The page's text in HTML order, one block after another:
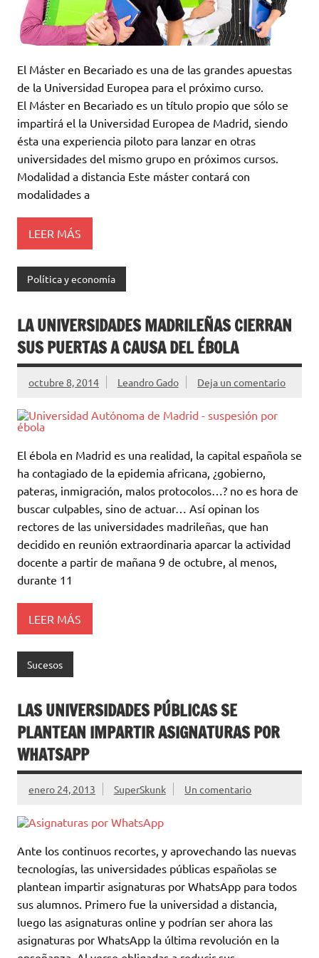
El Máster en Becariado es una de las grandes apuestas
de la Universidad Europea para el próximo curso.
El Máster en Becariado es un título propio que sólo se
impartirá el la Universidad Europea de Madrid, siendo
ésta una experiencia piloto para lanzar en otras
universidades del mismo grupo en próximos cursos.
Modalidad a distancia Este máster contará con
modalidades a
LEER MÁS
Política y economía
LA UNIVERSIDADES MADRILEÑAS CIERRAN
SUS PUERTAS A CAUSA DEL ÉBOLA
octubre 8, 2014 Leandro Gado Deja un comentario
El ébola en Madrid es una realidad, la capital española se
ha contagiado de la epidemia africana, ¿gobierno,
pateras, inmigración, malos protocolos…? no es hora de
buscar culpables, sino de actuar… Así opinan los
rectores de las universidades madrileñas, que han
decidido en reunión extraordinaria aparcar la actividad
docente a partir de mañana 9 de octubre, al menos,
durante 11
LEER MÁS
Sucesos
LAS UNIVERSIDADES PÚBLICAS SE
PLANTEAN IMPARTIR ASIGNATURAS POR
WHATSAPP
enero 24, 2013 SuperSkunk Un comentario
Ante los continuos recortes, y aprovechando las nuevas
tecnologías, las universidades públicas españolas se
plantean impartir asignaturas por WhatsApp para todos
sus alumnos. Primero fue la universidad a distancia,
luego las asignaturas online y podrían ser ahora las
asignaturas por WhatsApp la última revolución en la